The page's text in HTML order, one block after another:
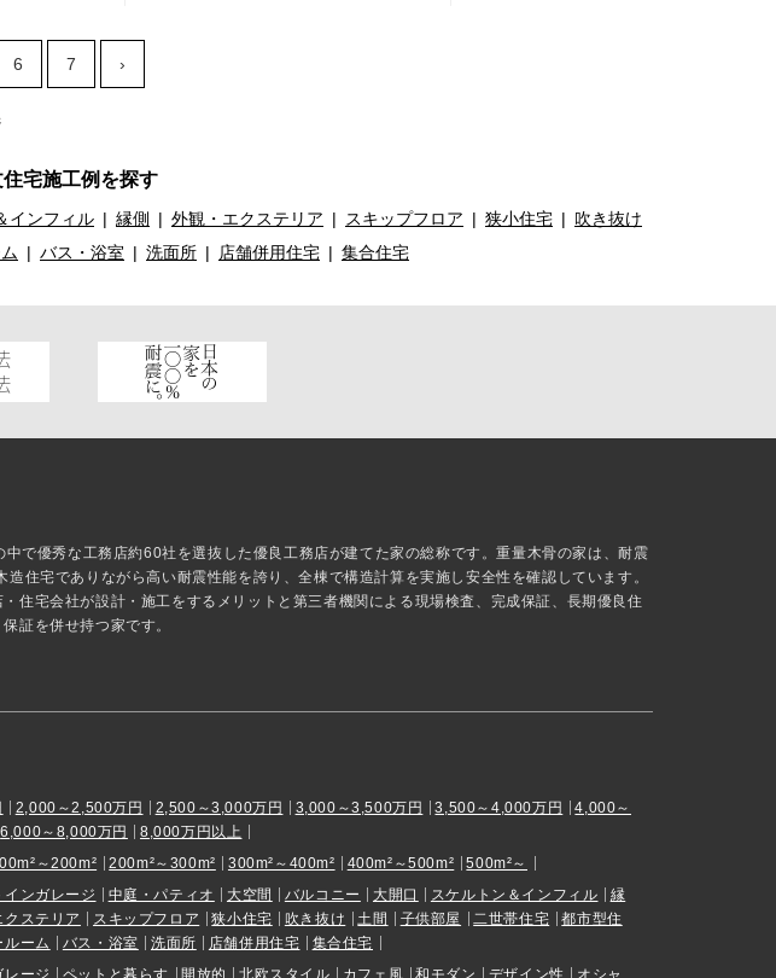
6 7 ›
宅施工例を探す
インフィル 縁側 外観・エクステリア スキップフロア 狭小住宅
吹き抜け
バス・浴室 洗面所 店舗併用住宅 集合住宅
で優秀な工務店約60社を選抜した優良工務店が建てた家の総称です。重量木骨の家は、耐震
住宅でありながら高い耐震性能を誇り、全棟で構造計算を実施し安全性を確認しています。
住宅会社が設計・施工をするメリットと第三者機関による現場検査、完成保証、長期優良住
証を併せ持つ家です。
2,000～2,500万円 2,500～3,000万円 3,000～3,500万円 3,500～4,000万円
4,000～
6,000～8,000万円
8,000万円以上
～200m² 200m²～300m² 300m²～400m² 400m²～500m²
500m²～
インガレージ 中庭・パティオ 大空間 バルコニー 大開口 スケルトン＆インフィル
縁
クステリア スキップフロア 狭小住宅 吹き抜け 土間 子供部屋 二世帯住宅
都市型住
ルーム バス・浴室 洗面所 店舗併用住宅
集合住宅
レージ ペットと暮らす 開放的 北欧スタイル カフェ風 和モダン デザイン性 オシャ